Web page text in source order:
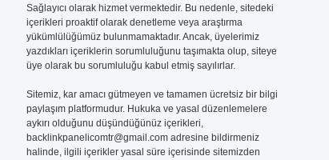
Sağlayıcı olarak hizmet vermektedir. Bu nedenle, sitedeki
içerikleri proaktif olarak denetleme veya araştırma
yükümlülüğümüz bulunmamaktadır. Ancak, üyelerimiz
yazdıkları içeriklerin sorumluluğunu taşımakta olup, siteye
üye olarak bu sorumluluğu kabul etmiş sayılırlar.
Sitemiz, kar amacı gütmeyen ve tamamen ücretsiz bir bilgi
paylaşım platformudur. Hukuka ve yasal düzenlemelere
aykırı olduğunu düşündüğünüz içerikleri,
backlinkpanelicomtr@gmail.comadresine bildirmeniz
halinde, ilgili içerikler yasal süre içerisinde sitemizden